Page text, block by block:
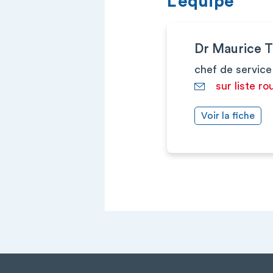
Dr Maurice
chef de service
sur liste
Voir la fiche